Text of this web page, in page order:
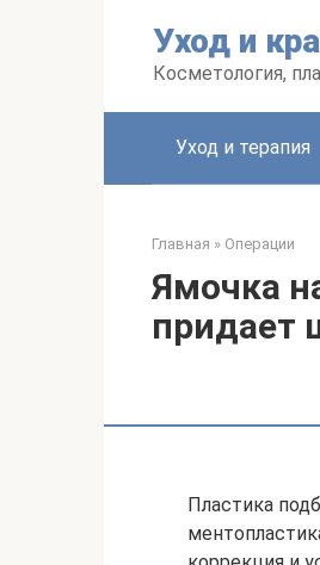
Уход и
Косметология,
Уход и терапия
Главная » Операции
Ямочка
придает
Пластика